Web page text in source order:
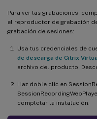
Para ver las grabaciones,
el reproductor de grabación
grabación de sesiones:
Usa tus credenciales de
de descarga de Citrix
archivo del producto.
Haz doble clic en
completar la instalación.